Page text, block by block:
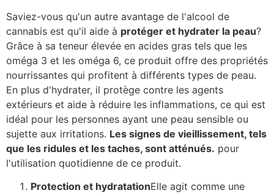
Saviez-vous qu'un autre avantage de l'alcool de
cannabis est qu'il aide à protéger et hydrater la peau?
Grâce à sa teneur élevée en acides gras tels que les
oméga 3 et les oméga 6, ce produit offre des propriétés
nourrissantes qui profitent à différents types de peau.
En plus d'hydrater, il protège contre les agents
extérieurs et aide à réduire les inflammations, ce qui est
idéal pour les personnes ayant une peau sensible ou
sujette aux irritations. Les signes de vieillissement, tels
que les ridules et les taches, sont atténués. pour
l'utilisation quotidienne de ce produit.
Protection et hydratationElle agit comme une